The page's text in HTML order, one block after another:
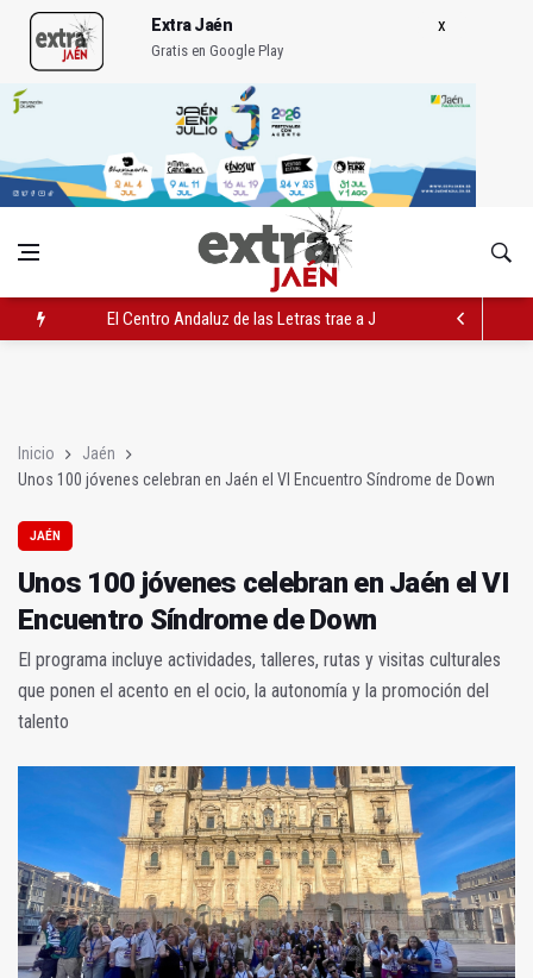
Extra Jaén
Gratis en Google Play
El Centro Andaluz de las Letras trae a Jaén al filósofo Omar
Inicio
Jaén
Unos 100 jóvenes celebran en Jaén el VI Encuentro Síndrome de Down
JAÉN
Unos 100 jóvenes celebran en Jaén el VI
Encuentro Síndrome de Down
El programa incluye actividades, talleres, rutas y visitas culturales
que ponen el acento en el ocio, la autonomía y la promoción del
talento